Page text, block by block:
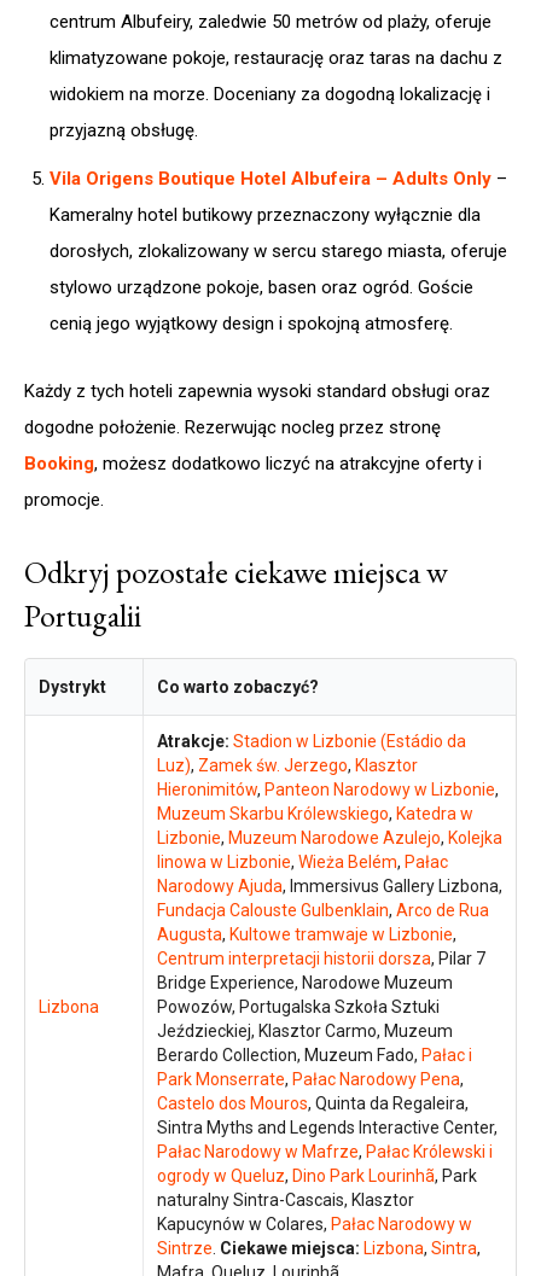
centrum Albufeiry, zaledwie 50 metrów od plaży, oferuje
klimatyzowane pokoje, restaurację oraz taras na dachu z
widokiem na morze. Doceniany za dogodną lokalizację i
przyjazną obsługę.​
Vila Origens Boutique Hotel Albufeira – Adults Only –
Kameralny hotel butikowy przeznaczony wyłącznie dla
dorosłych, zlokalizowany w sercu starego miasta, oferuje
stylowo urządzone pokoje, basen oraz ogród. Goście
cenią jego wyjątkowy design i spokojną atmosferę.
Każdy z tych hoteli zapewnia wysoki standard obsługi oraz
dogodne położenie. Rezerwując nocleg przez stronę
Booking, możesz dodatkowo liczyć na atrakcyjne oferty i
promocje.
Odkryj pozostałe ciekawe miejsca w
Portugalii
Dystrykt Co warto zobaczyć?
Lizbona
Atrakcje: Stadion w Lizbonie (Estádio da
Luz), Zamek św. Jerzego, Klasztor
Hieronimitów, Panteon Narodowy w Lizbonie,
Muzeum Skarbu Królewskiego, Katedra w
Lizbonie, Muzeum Narodowe Azulejo, Kolejka
linowa w Lizbonie, Wieża Belém, Pałac
Narodowy Ajuda, Immersivus Gallery Lizbona,
Fundacja Calouste Gulbenklain, Arco de Rua
Augusta, Kultowe tramwaje w Lizbonie,
Centrum interpretacji historii dorsza, Pilar 7
Bridge Experience, Narodowe Muzeum
Powozów, Portugalska Szkoła Sztuki
Jeździeckiej, Klasztor Carmo, Muzeum
Berardo Collection, Muzeum Fado, Pałac i
Park Monserrate, Pałac Narodowy Pena,
Castelo dos Mouros, Quinta da Regaleira,
Sintra Myths and Legends Interactive Center,
Pałac Narodowy w Mafrze, Pałac Królewski i
ogrody w Queluz, Dino Park Lourinhã, Park
naturalny Sintra-Cascais, Klasztor
Kapucynów w Colares, Pałac Narodowy w
Sintrze. Ciekawe miejsca: Lizbona, Sintra,